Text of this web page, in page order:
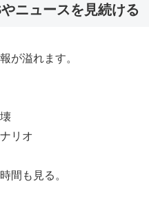
ニュースを見続ける
が溢れます。
リオ
間も見る。